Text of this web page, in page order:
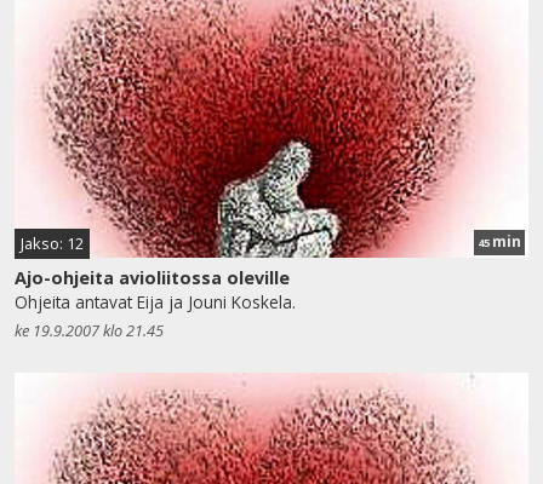
Jakso: 12 45 min
Ajo-ohjeita avioliitossa oleville
Ohjeita antavat Eija ja Jouni Koskela.
ke 19.9.2007 klo 21.45